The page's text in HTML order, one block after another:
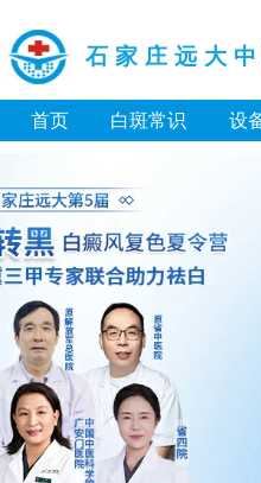
石家庄远大
首页 白斑常识 设